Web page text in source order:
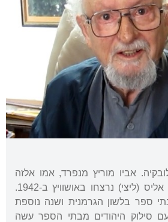
אביו מוריץ מנפרד, אמו אלזה
לבית גרינוולד ואחותו אליס (ליצי) נרצחו באושוויץ ב-1942.
ספר בלשון הגרמנית ושנה נוספת
עם סילוק היהודים מבתי הספר עשה